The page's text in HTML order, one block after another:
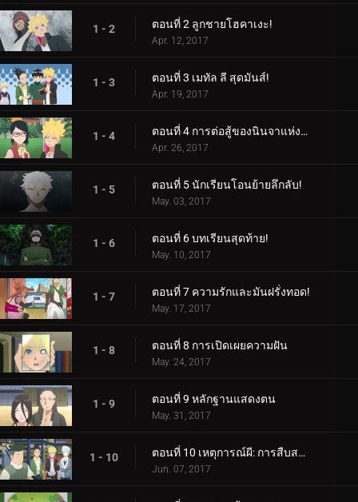
1 - 2 ตอนที่ 2 ลูกชายโฮคาเงะ!
Apr. 12, 2017
1 - 3 ตอนที่ 3 เมทัล ลี สุดมันส์!
Apr. 19, 2017
1 - 4 ตอนที่ 4 การต่อสู้ของนินจาแห่งเพศ!
Apr. 26, 2017
1 - 5 ตอนที่ 5 นักเรียนโอนย้ายลึกลับ!
May. 03, 2017
1 - 6 ตอนที่ 6 บทเรียนสุดท้าย!
May. 10, 2017
1 - 7 ตอนที่ 7 ความรักและมันฝรั่งทอด!
May. 17, 2017
1 - 8 ตอนที่ 8 การเปิดเผยความฝัน
May. 24, 2017
1 - 9 ตอนที่ 9 หลักฐานแสดงตน
May. 31, 2017
1 - 10 ตอนที่ 10 เหตุการณ์ผี: การสืบสวนเริ่มต้นขึ้น!
Jun. 07, 2017